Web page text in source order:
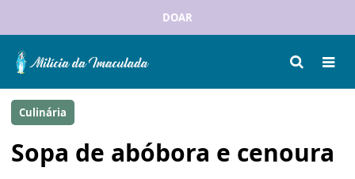
DOAR
Culinária
Sopa de abóbora e cenoura